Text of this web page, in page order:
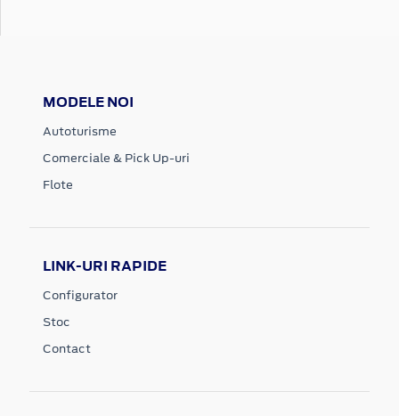
MODELE NOI
Autoturisme
Comerciale & Pick Up-uri
Flote
LINK-URI RAPIDE
Configurator
Stoc
Contact